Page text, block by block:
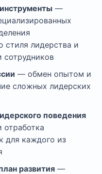
—
стиля лидерства и
сотрудников
— обмен опытом и
сложных лидерских
поведения
для каждого из
развития —